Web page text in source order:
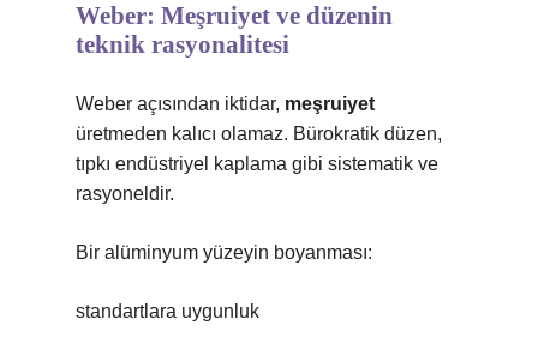
Weber: Meşruiyet ve düzenin
teknik rasyonalitesi
Weber açısından iktidar, meşruiyet
üretmeden kalıcı olamaz. Bürokratik düzen,
tıpkı endüstriyel kaplama gibi sistematik ve
rasyoneldir.
Bir alüminyum yüzeyin boyanması:
standartlara uygunluk